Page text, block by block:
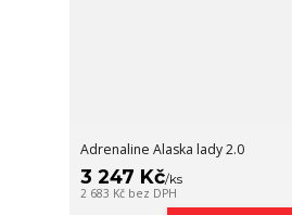
Adrenaline Alaska lady 2.0
3 247 Kč/ks
2 683 Kč bez DPH